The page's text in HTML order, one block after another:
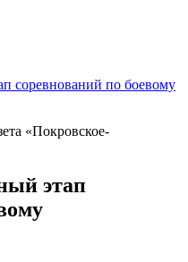
соревнований по боевому
«Покровское-
этап